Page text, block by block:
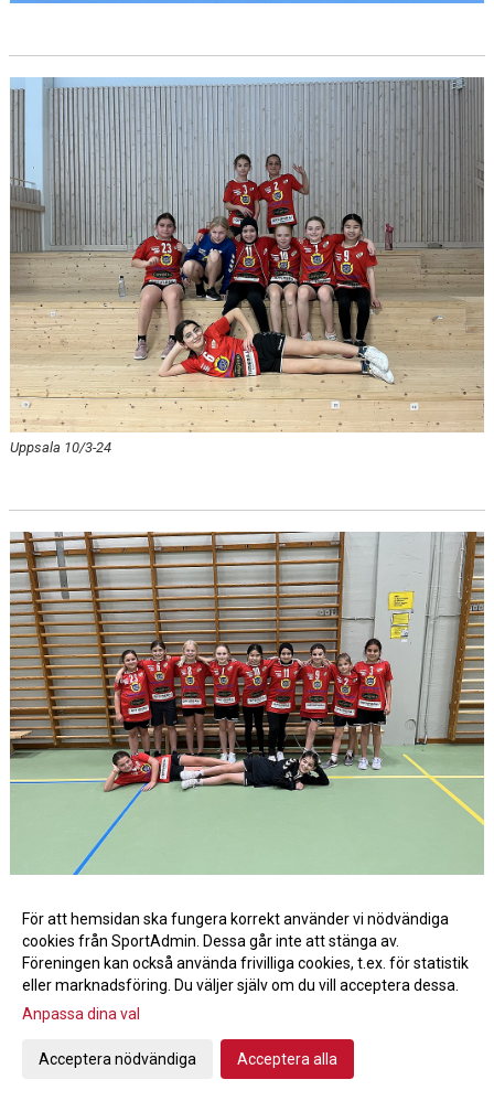
Uppsala 10/3-24
Gå till Webbversion
För att hemsidan ska fungera korrekt använder vi nödvändiga
cookies från SportAdmin. Dessa går inte att stänga av.
Föreningen kan också använda frivilliga cookies, t.ex. för statistik
eller marknadsföring. Du väljer själv om du vill acceptera dessa.
Anpassa dina val
Acceptera nödvändiga Acceptera alla